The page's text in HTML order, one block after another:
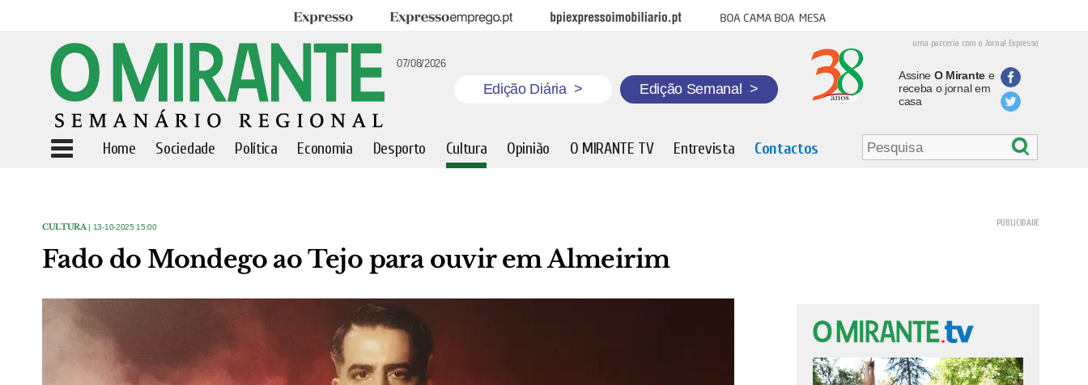
Expresso Expresso Emprego BPI Expresso Imobiliário Boa cama boa mesa
uma parceria com o Jornal Expresso
07/08/2026
Edição Diária > Edição Semanal >
Assine O Mirantee
receba o jornal em
casa
Home Sociedade Política Economia Desporto Cultura Opinião O MIRANTE TV Entrevista Contactos
CULTURA | 13-10-2025 15:00
Fado do Mondego ao Tejo para ouvir em Almeirim